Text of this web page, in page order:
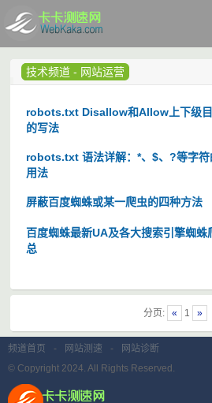
技术频道 - 网站运营
robots.txt Disallow和Allow上下级
的写法
robots.txt 语法详解：*、$、?等字符
用法
屏蔽百度蜘蛛或某一爬虫的四种方法
百度蜘蛛最新UA及各大搜索引擎蜘蛛
总
分页: « 1 »
频道首页 - 网站测速 -
网站诊断
© Copyright 2024. All Rights Reserved.